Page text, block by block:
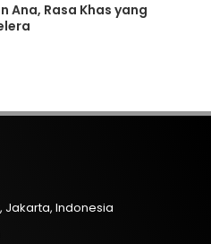
Ana, Rasa Khas yang
Jakarta, Indonesia